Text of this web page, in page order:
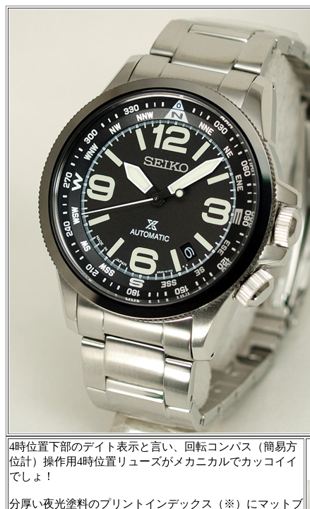
4時位置下部のデイト表示と言い、回転コンパス（簡易方
位計）操作用4時位置リューズがメカニカルでカッコイイ
でしょ！
分厚い夜光塗料のプリントインデックス（※）にマットブ